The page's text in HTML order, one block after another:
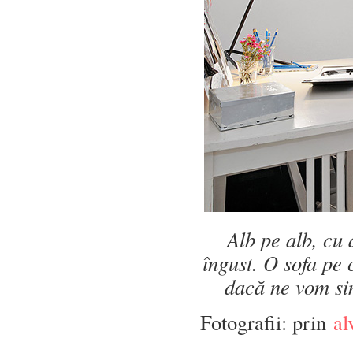
Alb pe alb, cu
îngust. O sofa pe
dacă ne vom
Fotografii: prin